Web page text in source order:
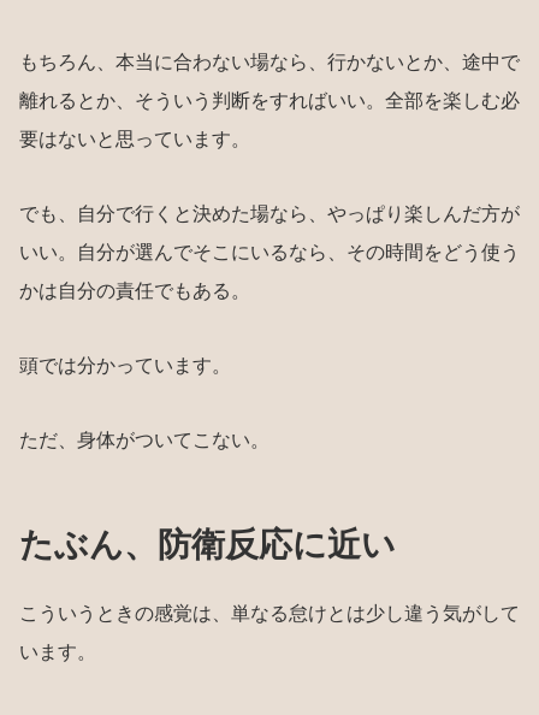
もちろん、本当に合わない場なら、行かないとか、途中で
離れるとか、そういう判断をすればいい。全部を楽しむ必
要はないと思っています。
でも、自分で行くと決めた場なら、やっぱり楽しんだ方が
いい。自分が選んでそこにいるなら、その時間をどう使う
かは自分の責任でもある。
頭では分かっています。
ただ、身体がついてこない。
たぶん、防衛反応に近い
こういうときの感覚は、単なる怠けとは少し違う気がして
います。